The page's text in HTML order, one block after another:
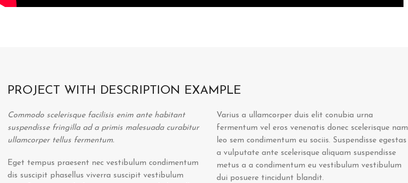
PROJECT WITH DESCRIPTION EXAMPLE
Commodo scelerisque facilisis enim ante habitant
suspendisse fringilla ad a primis malesuada curabitur
ullamcorper tellus fermentum.
Eget tempus praesent nec vestibulum condimentum
dis suscipit phasellus viverra suscipit vestibulum
Varius a ullamcorper duis elit conubia urna
fermentum vel eros venenatis donec scelerisque nam
leo sem condimentum eu sociis. Suspendisse egestas
a vulputate ante scelerisque aliquam suspendisse
metus a a condimentum eu vestibulum vestibulum
dui posuere tincidunt blandit.